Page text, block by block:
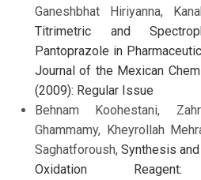
Ganeshbhat Hiriyanna,
Titrimetric and
Pantoprazole in
Journal of the Mexican
(2009): Regular Issue
Behnam Koohestani,
Ghammamy, Kheyrollah
Saghatforoush, Synthesis
Oxidation Reagent: